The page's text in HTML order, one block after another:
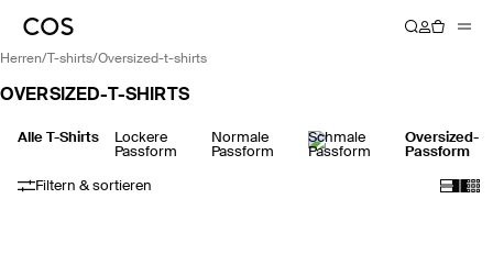
herren/ t-shirts/ oversized-t-shirts
OVERSIZED-T-SHIRTS
Alle T-Shirts
Lockere
Passform
Normale
Passform
Schmale
Passform
Oversized-
Passform
Filtern & sortieren